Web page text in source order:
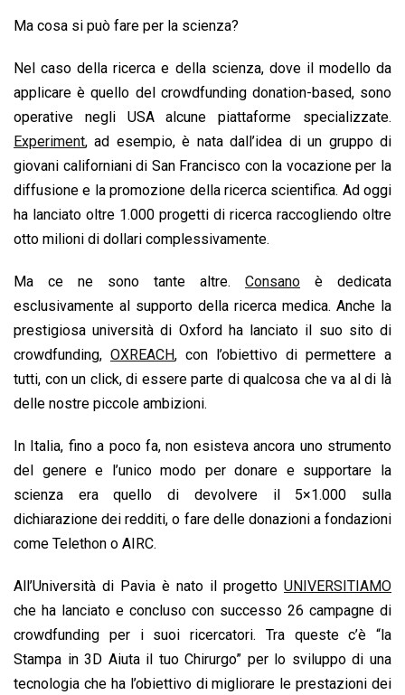
Ma cosa si può fare per la scienza?
Nel caso della ricerca e della scienza, dove il modello da
applicare è quello del crowdfunding donation-based, sono
operative negli USA alcune piattaforme specializzate.
Experiment, ad esempio, è nata dall’idea di un gruppo di
giovani californiani di San Francisco con la vocazione per la
diffusione e la promozione della ricerca scientifica. Ad oggi
ha lanciato oltre 1.000 progetti di ricerca raccogliendo oltre
otto milioni di dollari complessivamente.
Ma ce ne sono tante altre. Consano è dedicata
esclusivamente al supporto della ricerca medica. Anche la
prestigiosa università di Oxford ha lanciato il suo sito di
crowdfunding, OXREACH, con l’obiettivo di permettere a
tutti, con un click, di essere parte di qualcosa che va al di là
delle nostre piccole ambizioni.
In Italia, fino a poco fa, non esisteva ancora uno strumento
del genere e l’unico modo per donare e supportare la
scienza era quello di devolvere il 5×1.000 sulla
dichiarazione dei redditi, o fare delle donazioni a fondazioni
come Telethon o AIRC.
All’Università di Pavia è nato il progetto UNIVERSITIAMO
che ha lanciato e concluso con successo 26 campagne di
crowdfunding per i suoi ricercatori. Tra queste c’è “la
Stampa in 3D Aiuta il tuo Chirurgo” per lo sviluppo di una
tecnologia che ha l’obiettivo di migliorare le prestazioni dei